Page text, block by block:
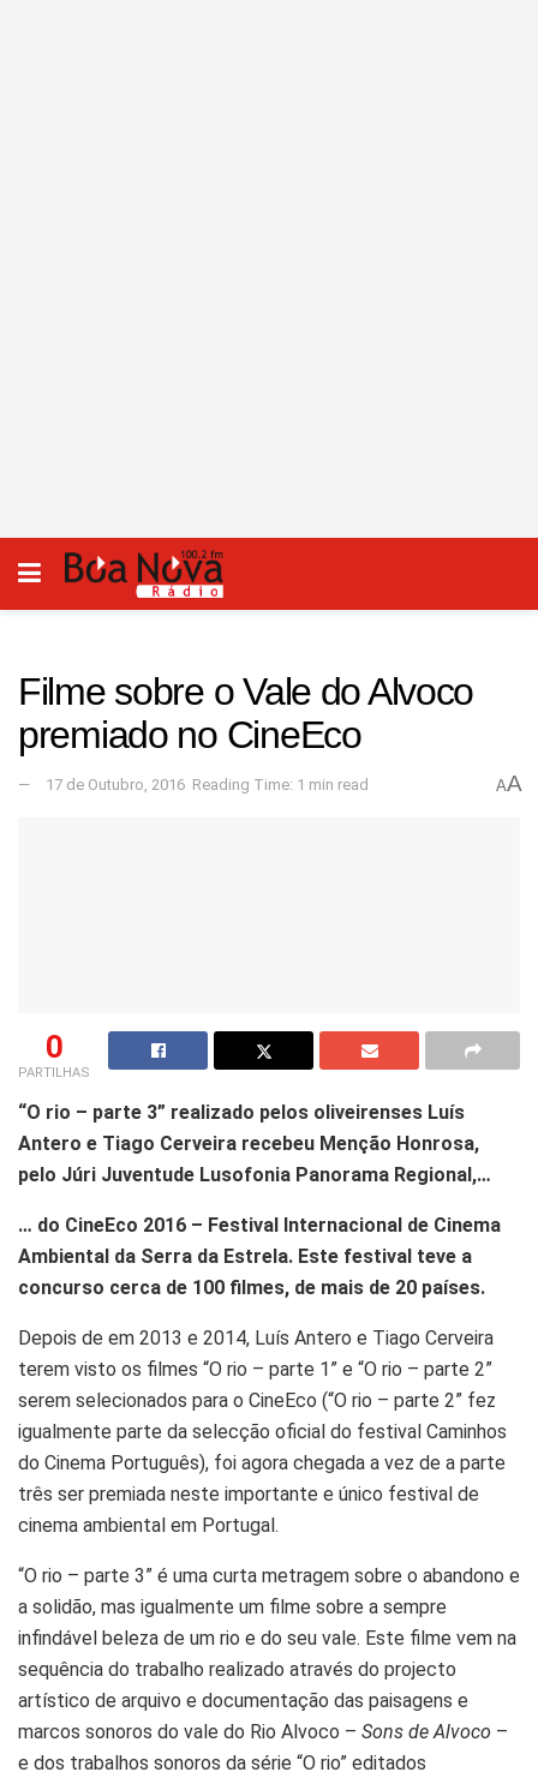
Filme sobre o Vale do Alvoco
premiado no CineEco
17 de Outubro, 2016 Reading Time: 1 min read AA
0
PARTILHAS
“O rio – parte 3” realizado pelos oliveirenses Luís
Antero e Tiago Cerveira recebeu Menção Honrosa,
pelo Júri Juventude Lusofonia Panorama Regional,…
… do CineEco 2016 – Festival Internacional de Cinema
Ambiental da Serra da Estrela. Este festival teve a
concurso cerca de 100 filmes, de mais de 20 países.
Depois de em 2013 e 2014, Luís Antero e Tiago Cerveira
terem visto os filmes “O rio – parte 1” e “O rio – parte 2”
serem selecionados para o CineEco (“O rio – parte 2” fez
igualmente parte da selecção oficial do festival Caminhos
do Cinema Português), foi agora chegada a vez de a parte
três ser premiada neste importante e único festival de
cinema ambiental em Portugal.
“O rio – parte 3” é uma curta metragem sobre o abandono e
a solidão, mas igualmente um filme sobre a sempre
infindável beleza de um rio e do seu vale. Este filme vem na
sequência do trabalho realizado através do projecto
artístico de arquivo e documentação das paisagens e
marcos sonoros do vale do Rio Alvoco – Sons de Alvoco –
e dos trabalhos sonoros da série “O rio” editados